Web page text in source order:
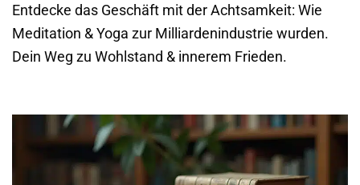
Entdecke das Geschäft mit der Achtsamkeit: Wie
Meditation & Yoga zur Milliardenindustrie wurden.
Dein Weg zu Wohlstand & innerem Frieden.